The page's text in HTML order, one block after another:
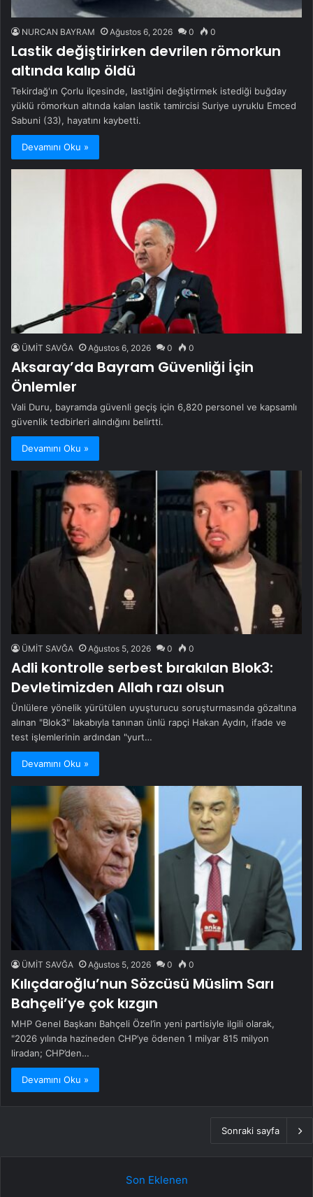
NURCAN BAYRAM Ağustos 6, 2026 0 0
Lastik değiştirirken devrilen römorkun
altında kalıp öldü
Tekirdağ'ın Çorlu ilçesinde, lastiğini değiştirmek istediği buğday
yüklü römorkun altında kalan lastik tamircisi Suriye uyruklu Emced
Sabuni (33), hayatını kaybetti.
Devamını Oku »
ÜMİT SAVĞA Ağustos 6, 2026 0 0
Aksaray’da Bayram Güvenliği İçin
Önlemler
Vali Duru, bayramda güvenli geçiş için 6,820 personel ve kapsamlı
güvenlik tedbirleri alındığını belirtti.
Devamını Oku »
ÜMİT SAVĞA Ağustos 5, 2026 0 0
Adli kontrolle serbest bırakılan Blok3:
Devletimizden Allah razı olsun
Ünlülere yönelik yürütülen uyuşturucu soruşturmasında gözaltına
alınan "Blok3" lakabıyla tanınan ünlü rapçi Hakan Aydın, ifade ve
test işlemlerinin ardından "yurt…
Devamını Oku »
ÜMİT SAVĞA Ağustos 5, 2026 0 0
Kılıçdaroğlu’nun Sözcüsü Müslim Sarı
Bahçeli’ye çok kızgın
MHP Genel Başkanı Bahçeli Özel’in yeni partisiyle ilgili olarak,
"2026 yılında hazineden CHP’ye ödenen 1 milyar 815 milyon
liradan; CHP’den…
Devamını Oku »
Sonraki sayfa
Son Eklenen